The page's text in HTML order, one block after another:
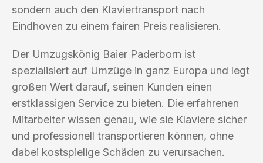
sondern auch den Klaviertransport nach
Eindhoven zu einem fairen Preis realisieren.
Der Umzugskönig Baier Paderborn ist
spezialisiert auf Umzüge in ganz Europa und legt
großen Wert darauf, seinen Kunden einen
erstklassigen Service zu bieten. Die erfahrenen
Mitarbeiter wissen genau, wie sie Klaviere sicher
und professionell transportieren können, ohne
dabei kostspielige Schäden zu verursachen.